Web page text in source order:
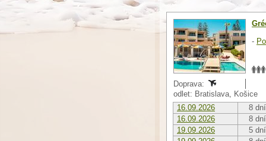
-
Doprava:
odlet: Bratislava, Košice
16.09.2026
8 dní
16.09.2026
8 dní
19.09.2026
5 dní